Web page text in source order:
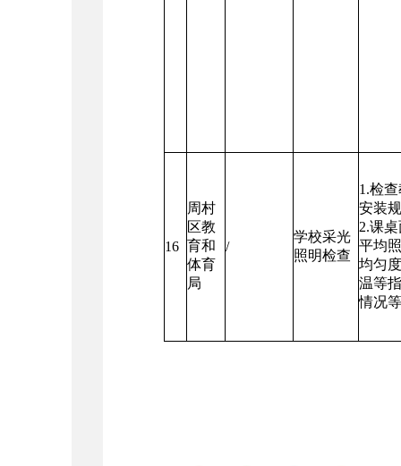
16
周村
区教
育和
体育
局
/
学校采光
照明检查
1.检
安装
2.课
平均
均匀
温等
情况等